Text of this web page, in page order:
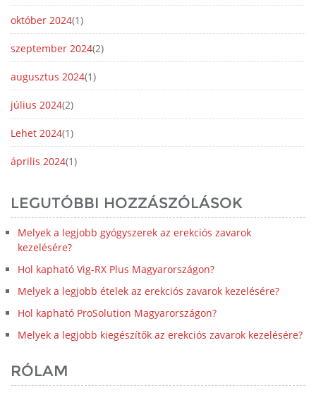
október 2024(1)
szeptember 2024(2)
augusztus 2024(1)
július 2024(2)
Lehet 2024(1)
április 2024(1)
LEGUTÓBBI HOZZÁSZÓLÁSOK
Melyek a legjobb gyógyszerek az erekciós zavarok
kezelésére?
Hol kapható Vig-RX Plus Magyarországon?
Melyek a legjobb ételek az erekciós zavarok kezelésére?
Hol kapható ProSolution Magyarországon?
Melyek a legjobb kiegészítők az erekciós zavarok kezelésére?
RÓLAM